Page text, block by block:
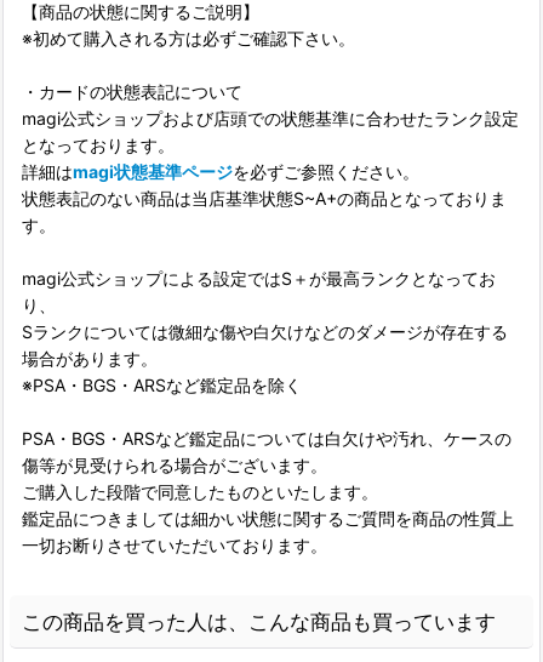
【商品の状態に関するご説明】
※初めて購入される方は必ずご確認下さい。
・カードの状態表記について
magi公式ショップおよび店頭での状態基準に合わせたランク設定
となっております。
詳細はmagi状態基準ページを必ずご参照ください。
状態表記のない商品は当店基準状態S~A+の商品となっておりま
す。
magi公式ショップによる設定ではS＋が最高ランクとなってお
り、
Sランクについては微細な傷や白欠けなどのダメージが存在する
場合があります。
※PSA・BGS・ARSなど鑑定品を除く
PSA・BGS・ARSなど鑑定品については白欠けや汚れ、ケースの
傷等が見受けられる場合がございます。
ご購入した段階で同意したものといたします。
鑑定品につきましては細かい状態に関するご質問を商品の性質上
一切お断りさせていただいております。
この商品を買った人は、こんな商品も買っています